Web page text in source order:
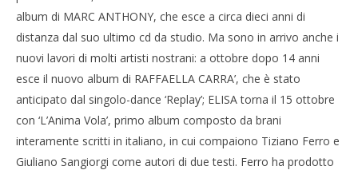
album di MARC ANTHONY, che esce a circa dieci anni di
distanza dal suo ultimo cd da studio. Ma sono in arrivo anche i
nuovi lavori di molti artisti nostrani: a ottobre dopo 14 anni
esce il nuovo album di RAFFAELLA CARRA’, che è stato
anticipato dal singolo-dance ‘Replay’; ELISA torna il 15 ottobre
con ‘L’Anima Vola’, primo album composto da brani
interamente scritti in italiano, in cui compaiono Tiziano Ferro e
Giuliano Sangiorgi come autori di due testi. Ferro ha prodotto